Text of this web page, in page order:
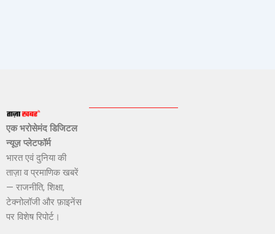
एक भरोसेमंद डिजिटल
न्यूज़ प्लेटफॉर्म
भारत एवं दुनिया की
ताज़ा व प्रमाणिक खबरें
— राजनीति, शिक्षा,
टेक्नोलॉजी और फ़ाइनेंस
पर विशेष रिपोर्ट।